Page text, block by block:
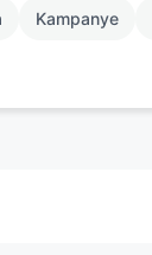
Kampanye